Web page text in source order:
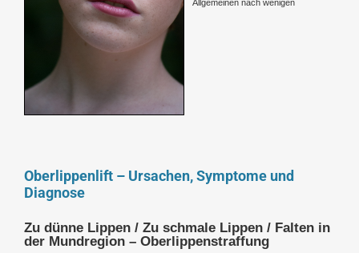
Allgemeinen nach wenigen
Oberlippenlift – Ursachen, Symptome und
Diagnose
Zu dünne Lippen / Zu schmale Lippen / Falten in
der Mundregion – Oberlippenstraffung